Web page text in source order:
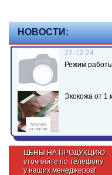
НОВОСТИ:
27-12-24
Режим работы
Экокожа от 1
ЦЕНЫ НА ПРОДУКЦИЮ
уточняйте по телефону
у наших менеджеров!